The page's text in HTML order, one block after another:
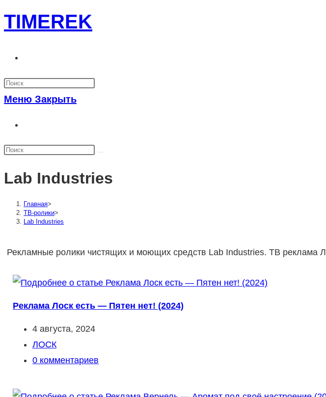
к
TIMEREK
по
Меню Закрыть
по
сайту
Lab Industries
Главная>
ТВ-ролики>
Lab Industries
Рекламные ролики чистящих и моющих средств Lab Industries. ТВ реклама
Реклама Лоск есть — Пятен нет! (2024)
Запись
опубликована:
4 августа, 2024
Рубрика
записи:
ЛОСК
Комментарии
записи:
0 комментариев